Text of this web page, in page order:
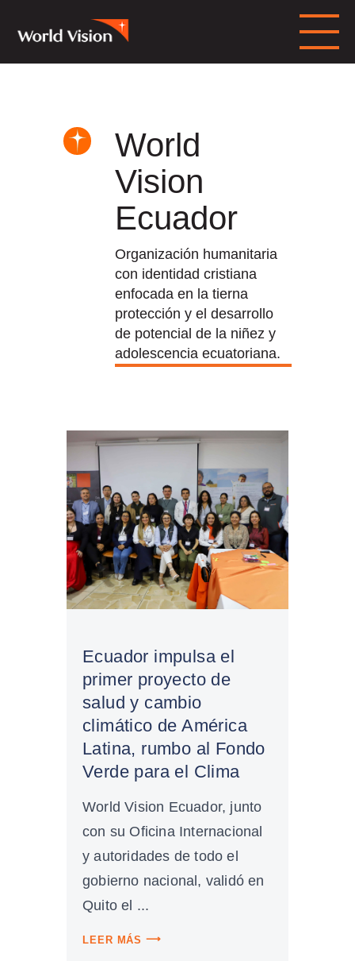
World
Vision
Ecuador
Organización humanitaria
con identidad cristiana
enfocada en la tierna
protección y el desarrollo
de potencial de la niñez y
adolescencia ecuatoriana.
Ecuador impulsa el
primer proyecto de
salud y cambio
climático de América
Latina, rumbo al Fondo
Verde para el Clima
World Vision Ecuador, junto
con su Oficina Internacional
y autoridades de todo el
gobierno nacional, validó en
Quito el ...
LEER MÁS